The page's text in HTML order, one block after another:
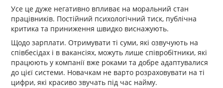
Усе це дуже негативно впливає на моральний стан
працівників. Постійний психологічний тиск, публічна
критика та приниження швидко виснажують.
Щодо зарплати. Отримувати ті суми, які озвучують на
співбесідах і в вакансіях, можуть лише співробітники, які
працюють у компанії вже роками та добре адаптувалися
до цієї системи. Новачкам не варто розраховувати на ті
цифри, які красиво звучать під час найму.